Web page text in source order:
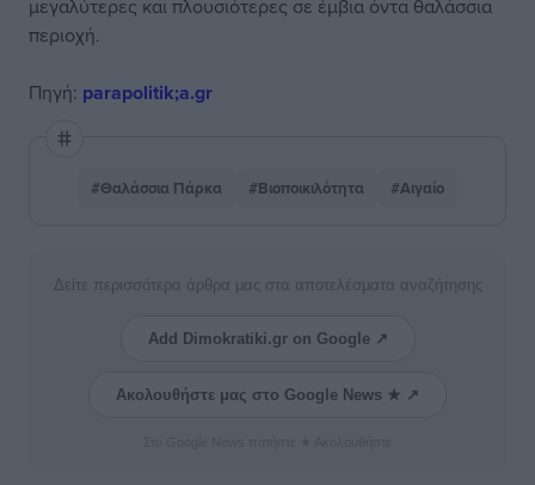
μεγαλύτερες και πλουσιότερες σε έμβια όντα θαλάσσια
περιοχή.
Πηγή: parapolitik;a.gr
#Θαλάσσια Πάρκα #Βιοποικιλότητα #Αιγαίο
Δείτε περισσότερα άρθρα μας στα αποτελέσματα αναζήτησης
Add Dimokratiki.gr on Google ↗
Ακολουθήστε μας στο Google News ★ ↗